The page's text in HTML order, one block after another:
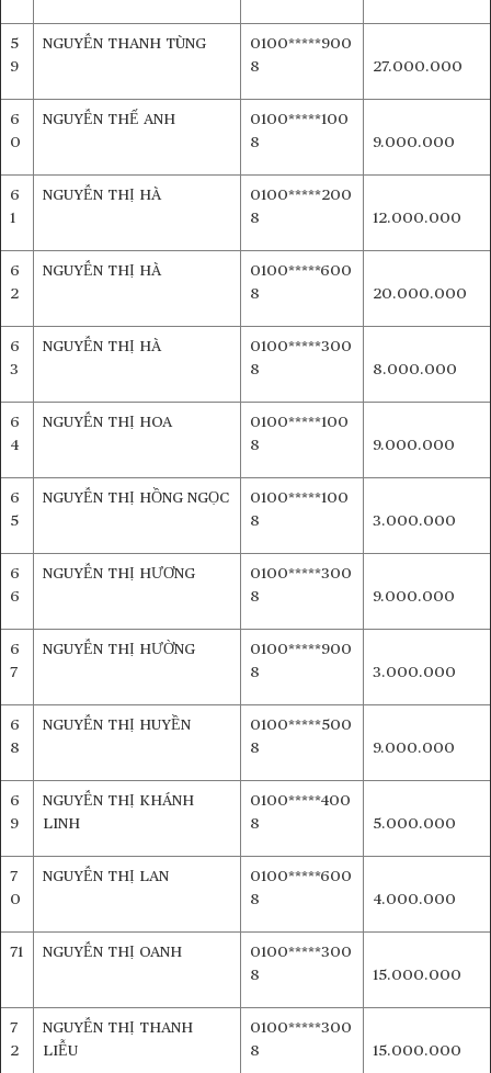
5
9
NGUYỄN THANH TÙNG
0100*****900
8
27.000.000
6
0
NGUYỄN THẾ ANH
0100*****100
8
9.000.000
6
1
NGUYỄN THỊ HÀ
0100*****200
8
12.000.000
6
2
NGUYỄN THỊ HÀ
0100*****600
8
20.000.000
6
3
NGUYỄN THỊ HÀ
0100*****300
8
8.000.000
6
4
NGUYỄN THỊ HOA
0100*****100
8
9.000.000
6
5
NGUYỄN THỊ HỒNG NGỌC
0100*****100
8
3.000.000
6
6
NGUYỄN THỊ HƯƠNG
0100*****300
8
9.000.000
6
7
NGUYỄN THỊ HƯỜNG
0100*****900
8
3.000.000
6
8
NGUYỄN THỊ HUYỀN
0100*****500
8
9.000.000
6
9
NGUYỄN THỊ KHÁNH
LINH
0100*****400
8
5.000.000
7
0
NGUYỄN THỊ LAN
0100*****600
8
4.000.000
71 NGUYỄN THỊ OANH
0100*****300
8
15.000.000
7
2
NGUYỄN THỊ THANH
LIỄU
0100*****300
8
15.000.000